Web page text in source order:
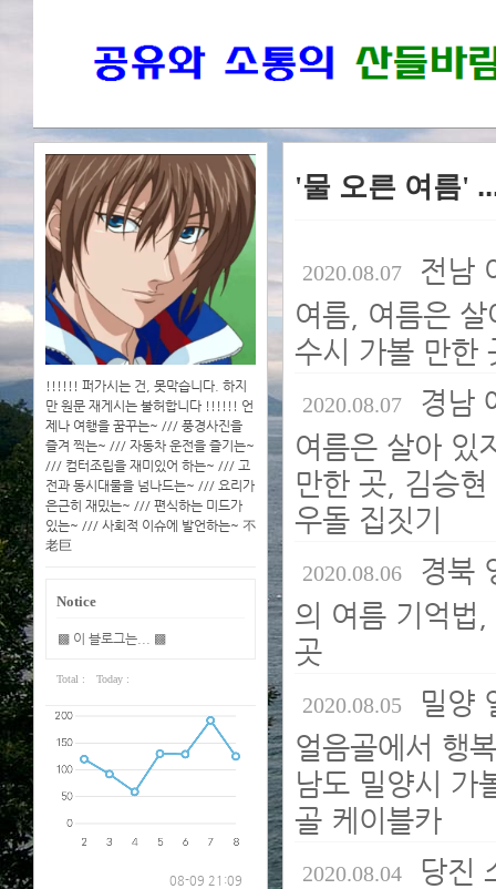
!!!!!! 퍼가시는 건, 못막습니다. 하지
만 원문 재게시는 불허합니다 !!!!!! 언
제나 여행을 꿈꾸는~ /// 풍경사진을
즐겨 찍는~ /// 자동차 운전을 즐기는~
/// 컴터조립을 재미있어 하는~ /// 고
전과 동시대물을 넘나드는~ /// 요리가
은근히 재밌는~ /// 편식하는 미드가
있는~ /// 사회적 이슈에 발언하는~ 不
老巨
Notice
▩ 이 블로그는... ▩
Total : Today :
08-09 21:09
'물 오른 여름'
2020.08.07 전남
여름, 여름은
수시 가볼 만한
2020.08.07 경남
여름은 살아 있
만한 곳, 김승
우돌 집짓기
2020.08.06 경북
의 여름 기억법
곳
2020.08.05 밀양
얼음골에서 행
남도 밀양시 가
골 케이블카
2020.08.04 당진